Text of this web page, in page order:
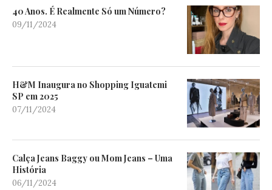
40 Anos. É Realmente Só um Número?
09/11/2024
H&M Inaugura no Shopping Iguatemi
SP em 2025
07/11/2024
Calça Jeans Baggy ou Mom Jeans – Uma
História
06/11/2024